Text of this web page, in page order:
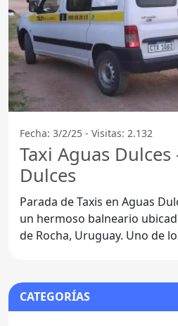
Fecha: 3/2/25 - Visitas: 2.132
Taxi Aguas Dulces
Dulces
Parada de Taxis en Aguas Dulces Aguas
un hermoso balneario
de Rocha, Uruguay. Uno de
CATEGORÍAS